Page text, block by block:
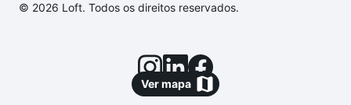
Ver mapa
© 2026 Loft. Todos os direitos reservados.